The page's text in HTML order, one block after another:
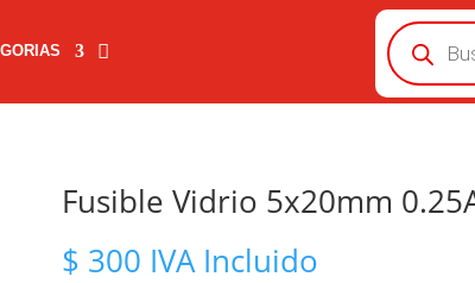
Búsqueda
de
productos
Fusible Vidrio 5x20mm
$ 300 IVA Incluido